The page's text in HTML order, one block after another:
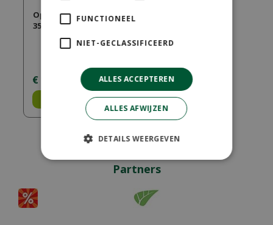
Opsluitband Zwart
35x10x100
€
Bestel
Partners
FUNCTIONEEL
NIET-GECLASSIFICEERD
ALLES ACCEPTEREN
ALLES AFWIJZEN
DETAILS WEERGEVEN